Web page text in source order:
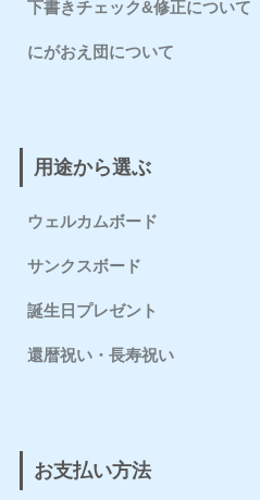
下書きチェック&修正について
にがおえ団について
用途から選ぶ
ウェルカムボード
サンクスボード
誕生日プレゼント
還暦祝い・長寿祝い
お支払い方法